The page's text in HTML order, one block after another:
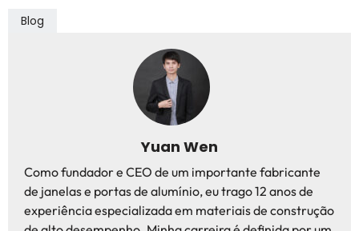
Blog
Yuan Wen
Como fundador e CEO de um importante fabricante
de janelas e portas de alumínio, eu trago 12 anos de
experiência especializada em materiais de construção